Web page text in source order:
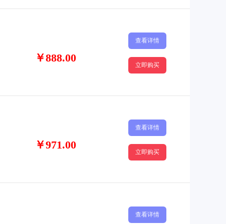
￥888.00
查看详情
立即购买
￥971.00
查看详情
立即购买
查看详情